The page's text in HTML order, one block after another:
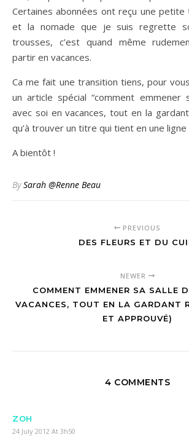
Certaines abonnées ont reçu une petite
et la nomade que je suis regrette
trousses, c’est quand même
partir en vacances.
Ca me fait une transition tiens, pour
un article spécial “comment emmener
avec soi en vacances, tout en la gardant
qu’à trouver un titre qui tient en une ligne
A bientôt !
BySarah @Renne Beau
PREVIOUS
DES FLEURS ET DU
NEWER
COMMENT EMMENER SA SALLE
VACANCES, TOUT EN LA GARDANT
ET APPROUVÉ)
4 COMMENTS
ZOH
24 July 2012 At 3h50